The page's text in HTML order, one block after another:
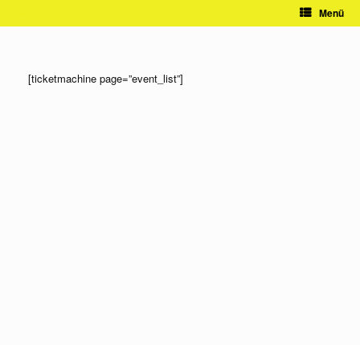
Menü
[ticketmachine page=”event_list”]